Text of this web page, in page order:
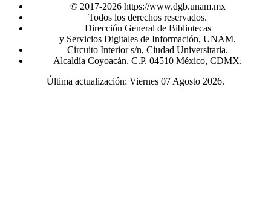
© 2017-2026 https://www.dgb.unam.mx
Todos los derechos reservados.
Dirección General de Bibliotecas
y Servicios Digitales de Información, UNAM.
Circuito Interior s/n, Ciudad Universitaria.
Alcaldía Coyoacán. C.P. 04510 México, CDMX.
Última actualización: Viernes 07 Agosto 2026.